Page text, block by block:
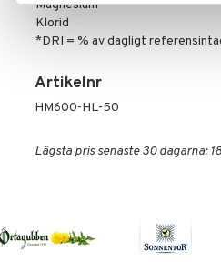
Magnesium
Klorid
*DRI = % av dagligt
Artikelnr
HM600-HL-50
Lägsta pris senaste 30 dagarna: